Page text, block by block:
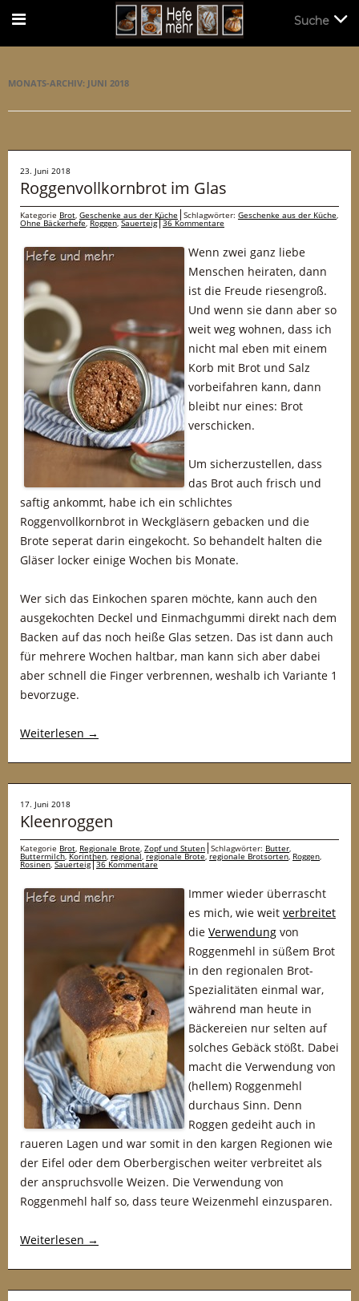
MONATS-ARCHIV: JUNI 2018
23. Juni 2018
Roggenvollkornbrot im Glas
Kategorie Brot, Geschenke aus der Küche Schlagwörter: Geschenke aus der Küche,
Ohne Bäckerhefe,Roggen,Sauerteig 36 Kommentare
Wenn zwei ganz liebe
Menschen heiraten, dann
ist die Freude riesengroß.
Und wenn sie dann aber so
weit weg wohnen, dass ich
nicht mal eben mit einem
Korb mit Brot und Salz
vorbeifahren kann, dann
bleibt nur eines: Brot
verschicken.
Um sicherzustellen, dass
das Brot auch frisch und
saftig ankommt, habe ich ein schlichtes
Roggenvollkornbrot in Weckgläsern gebacken und die
Brote seperat darin eingekocht. So behandelt halten die
Gläser locker einige Wochen bis Monate.
Wer sich das Einkochen sparen möchte, kann auch den
ausgekochten Deckel und Einmachgummi direkt nach dem
Backen auf das noch heiße Glas setzen. Das ist dann auch
für mehrere Wochen haltbar, man kann sich aber dabei
aber schnell die Finger verbrennen, weshalb ich Variante 1
bevorzuge.
Weiterlesen →
17. Juni 2018
Kleenroggen
Kategorie Brot, Regionale Brote, Zopf und Stuten Schlagwörter: Butter,
Buttermilch,Korinthen,regional,regionale Brote,regionale Brotsorten, Roggen,
Rosinen,Sauerteig 36 Kommentare
Immer wieder überrascht
es mich, wie weit verbreitet
die Verwendung von
Roggenmehl in süßem Brot
in den regionalen Brot-
Spezialitäten einmal war,
während man heute in
Bäckereien nur selten auf
solches Gebäck stößt. Dabei
macht die Verwendung von
(hellem) Roggenmehl
durchaus Sinn. Denn
Roggen gedeiht auch in
raueren Lagen und war somit in den kargen Regionen wie
der Eifel oder dem Oberbergischen weiter verbreitet als
der anspruchsvolle Weizen. Die Verwendung von
Roggenmehl half so, dass teure Weizenmehl einzusparen.
Weiterlesen →
Suche
Suche